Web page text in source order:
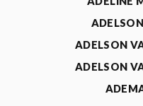
ADELSON
ADELSON